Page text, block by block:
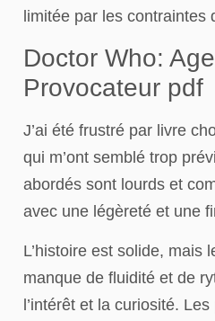
limitée par les contraintes
Doctor Who:
Provocateur pdf
J’ai été frustré par livre
qui m’ont semblé trop
abordés sont lourds et
avec une légèreté et une
L’histoire est solide, mais
manque de fluidité et de
l’intérêt et la curiosité.